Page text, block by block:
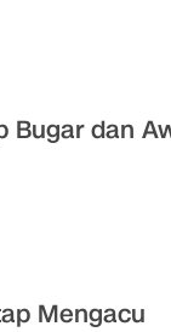
Bugar dan
Mengacu